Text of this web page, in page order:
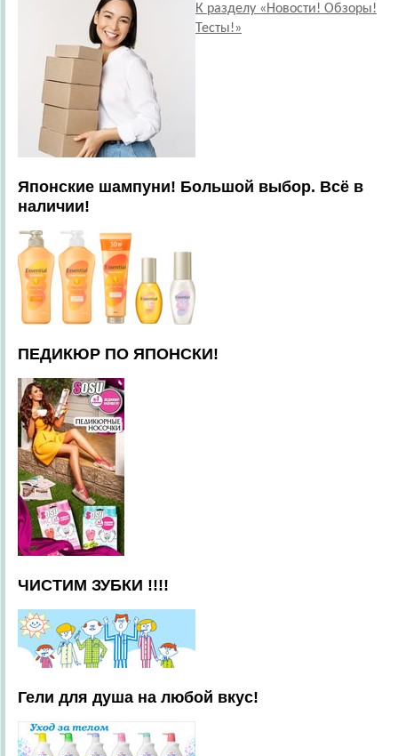
К разделу «Новости! Обзоры!
Тесты!»
Японские шампуни! Большой выбор. Всё в
наличии!
ПЕДИКЮР ПО ЯПОНСКИ!
ЧИСТИМ ЗУБКИ !!!!
Гели для душа на любой вкус!